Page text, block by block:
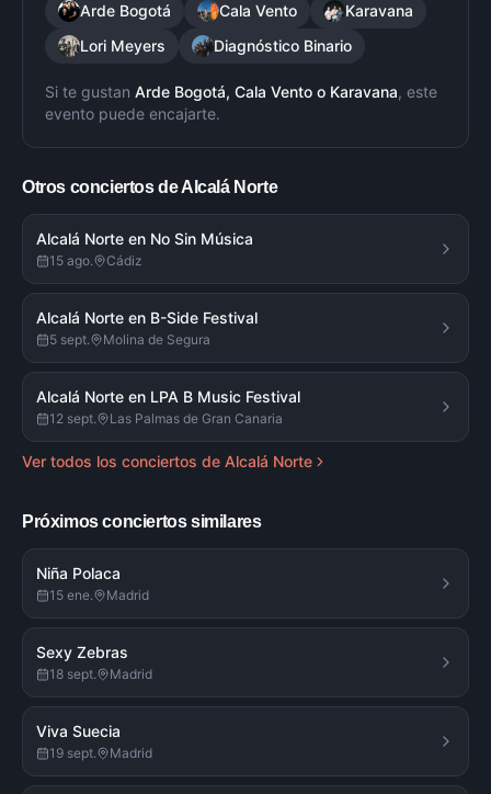
Arde Bogotá Cala Vento
Karavana
Lori Meyers
Diagnóstico Binario
Si te gustan Arde Bogotá, Cala Vento o Karavana, este
evento puede encajarte.
Otros conciertos deAlcalá Norte
Alcalá Norte en No Sin Música
15 ago. Cádiz
Alcalá Norte en B-Side Festival
5 sept. Molina de Segura
Alcalá Norte en LPA B Music Festival
12 sept. Las Palmas de Gran Canaria
Ver todos los conciertos de Alcalá Norte
Próximos conciertos similares
Niña Polaca
15 ene. Madrid
Sexy Zebras
18 sept. Madrid
Viva Suecia
19 sept. Madrid